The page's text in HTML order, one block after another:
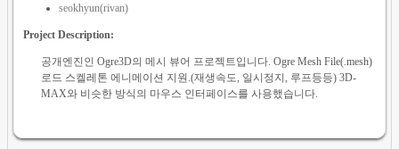
seokhyun(rivan)
Project Description:
공개엔진인 Ogre3D의 메시 뷰어 프로젝트입니다. Ogre Mesh File(.mesh)
로드 스켈레톤 에니메이션 지원.(재생속도, 일시정지, 루프등등) 3D-
MAX와 비슷한 방식의 마우스 인터페이스를 사용했습니다.